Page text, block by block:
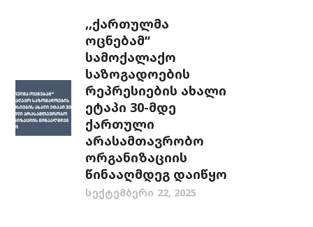
,,ქართულმა
ოცნებამ“
სამოქალაქო
საზოგადოების
რეპრესიების ახალი
ეტაპი 30-მდე
ქართული
არასამთავრობო
ორგანიზაციის
წინააღმდეგ დაიწყო
სექტემბერი 22, 2025